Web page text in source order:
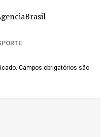
Campos obrigatórios são